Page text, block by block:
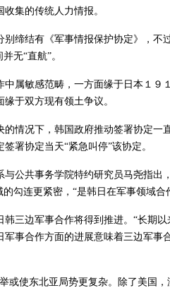
集的传统人力情报。
缔结有《军事情报保护协定》，不
无“直航”。
属敏感范畴，一方面缘于日本１９
于双方现有领土争议。
情况下，韩国政府推动签署协定一
署协定当天“紧急叫停”该协定。
公共事务学院特约研究员马尧指出
勾连更紧密，“是韩日在军事领域合
边军事合作将得到推进。“长期以
事合作方面的进展意味着三边军事
使东北亚局势更复杂。除了美国，